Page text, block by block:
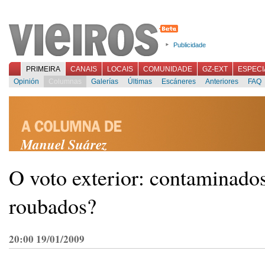
Publicidade
PRIMEIRA CANAIS LOCAIS COMUNIDADE GZ-EXT
Opinión
Columnas Galerías Últimas Escáneres Anteriores FAQ
Manuel Suárez
O voto exterior:
roubados?
20:00 19/01/2009